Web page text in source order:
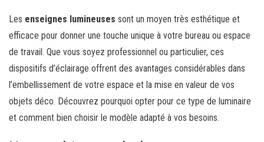
Les enseignes lumineuses sont un moyen très esthétique et
efficace pour donner une touche unique à votre bureau ou espace
de travail. Que vous soyez professionnel ou particulier, ces
dispositifs d’éclairage offrent des avantages considérables dans
l’embellissement de votre espace et la mise en valeur de vos
objets déco. Découvrez pourquoi opter pour ce type de luminaire
et comment bien choisir le modèle adapté à vos besoins.